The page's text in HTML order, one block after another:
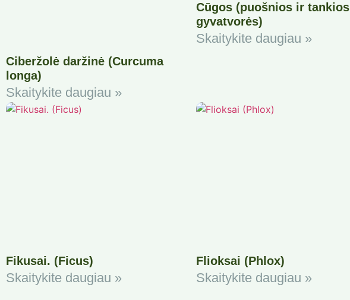
Ciberžolė daržinė (Curcuma
longa)
Skaitykite daugiau »
Cūgos (puošnios ir tankios
gyvatvorės)
Skaitykite daugiau »
Fikusai. (Ficus)
Skaitykite daugiau »
Flioksai (Phlox)
Skaitykite daugiau »